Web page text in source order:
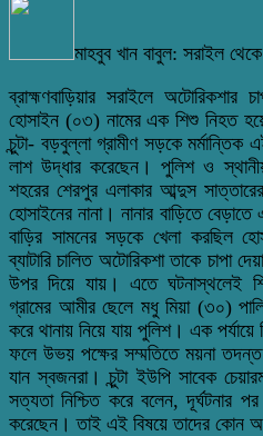
মাহবুব খান বাবুল: সরাইল
ব্রাহ্মণবাড়িয়ার সরাইলে অটোরিকশার
হোসাইন (০৩) নামের এক শিশু নিহত
চুন্টা- বড়বুল্লা গ্রামীণ সড়কে
লাশ উদ্ধার করেছেন। পুলিশ ও
শহরের শেরপুর এলাকার আব্দুস
হোসাইনের নানা। নানার বাড়িতে
বাড়ির সামনের সড়কে খেলা করছিল
ব্যাটারি চালিত অটোরিকশা তাকে চাপা
উপর দিয়ে যায়। এতে ঘটনাস্থলেই
গ্রামের আমীর ছেলে মধু মিয়া (৩০)
করে থানায় নিয়ে যায় পুলিশ। এক পর্যায়ে
ফলে উভয় পক্ষের সম্মতিতে ময়না তদন্ত
যান স্বজনরা। চুন্টা ইউপি সাবেক
সত্যতা নিশ্চিত করে বলেন, দূর্ঘটনার
করেছেন। তাই এই বিষয়ে তাদের কোন